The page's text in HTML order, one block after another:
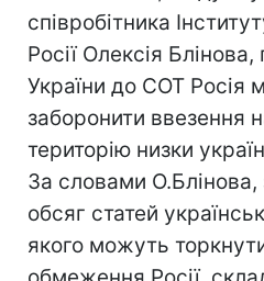
співробітника
Росії Олексія Блінова,
України до СОТ Росія
заборонити ввезення
територію низки
За словами О.Блінова,
обсяг статей
якого можуть